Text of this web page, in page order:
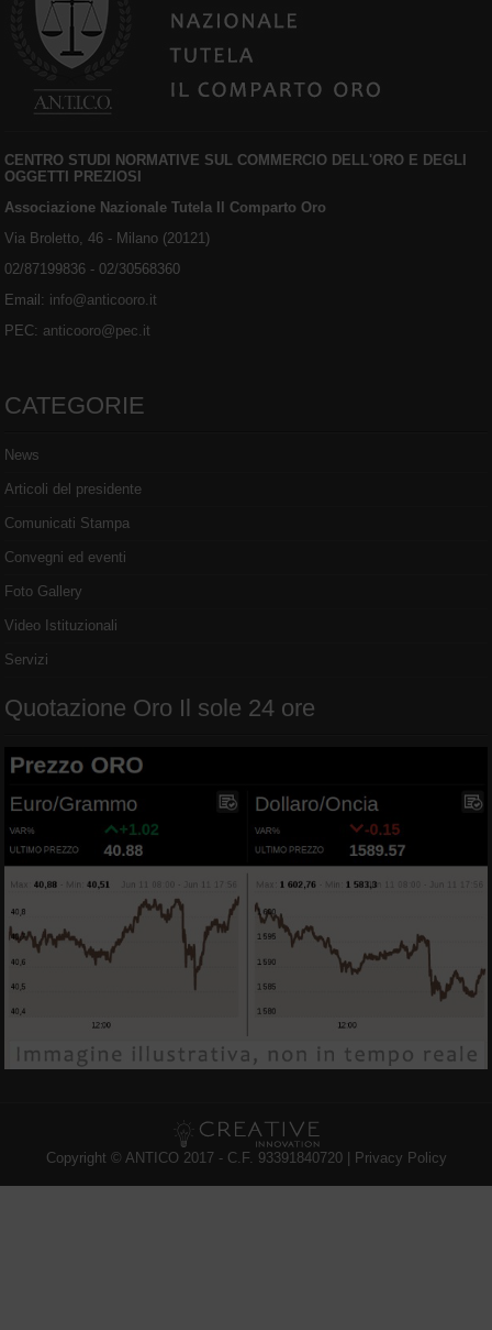
CENTRO STUDI NORMATIVE SUL COMMERCIO DELL'ORO E DEGLI
OGGETTI PREZIOSI
Associazione Nazionale Tutela Il Comparto Oro
Via Broletto, 46 - Milano (20121)
02/87199836 - 02/30568360
Email: info@anticooro.it
PEC: anticooro@pec.it
CATEGORIE
News
Articoli del presidente
Comunicati Stampa
Convegni ed eventi
Foto Gallery
Video Istituzionali
Servizi
Quotazione Oro Il sole 24 ore
Copyright © ANTICO 2017 - C.F. 93391840720 | Privacy Policy